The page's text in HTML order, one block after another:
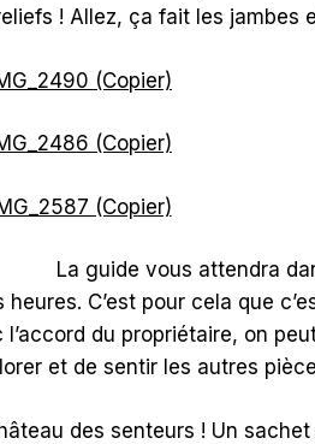
! Allez, ça fait les
La guide vous attendra
C’est pour cela que
du propriétaire, on
et de sentir les autres
des senteurs ! Un